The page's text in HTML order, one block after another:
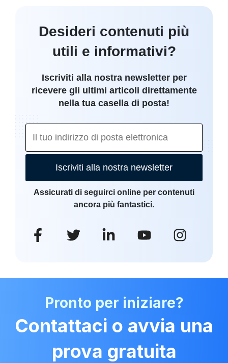
Desideri contenuti più
utili e informativi?
Iscriviti alla nostra newsletter per
ricevere gli ultimi articoli direttamente
nella tua casella di posta!
Iscriviti alla nostra newsletter
Assicurati di seguirci online per contenuti
ancora più fantastici.
Pronto per iniziare?
Contattaci o avvia una
prova gratuita